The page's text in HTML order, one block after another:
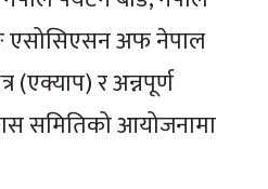
एसोसिएसन अफ नेपाल
(एक्याप) र अन्नपूर्ण
समितिको आयोजनामा